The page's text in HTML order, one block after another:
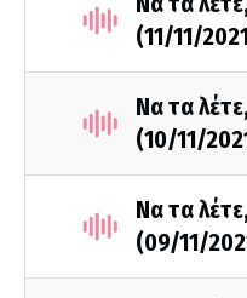
(11/11/
Να τα
(10/11/
Να τα
(09/11/